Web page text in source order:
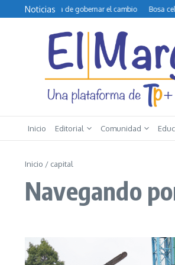
Saltar al contenido
Noticias
y la difícil tarea de gobernar el cambio Bosa
Inicio Editorial Comunidad
Inicio / capital
Navegando